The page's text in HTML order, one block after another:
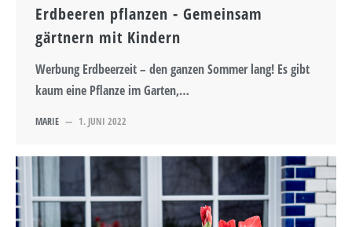
Erdbeeren pflanzen - Gemeinsam
gärtnern mit Kindern
Werbung Erdbeerzeit – den ganzen Sommer lang! Es gibt
kaum eine Pflanze im Garten,…
MARIE — 1. JUNI 2022